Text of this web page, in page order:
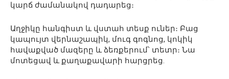
կարճ ժամանակով դադարեց։
Աղջիկը հանգիստ և վստահ տեսք ուներ։ Բաց
կապույտ վերնաշապիկ, մուգ գոգնոց, կոկիկ
հավաքված մազերը և ձեռքերում՝ տետր։ Նա
մոտեցավ և քաղաքավարի հարցրեց.